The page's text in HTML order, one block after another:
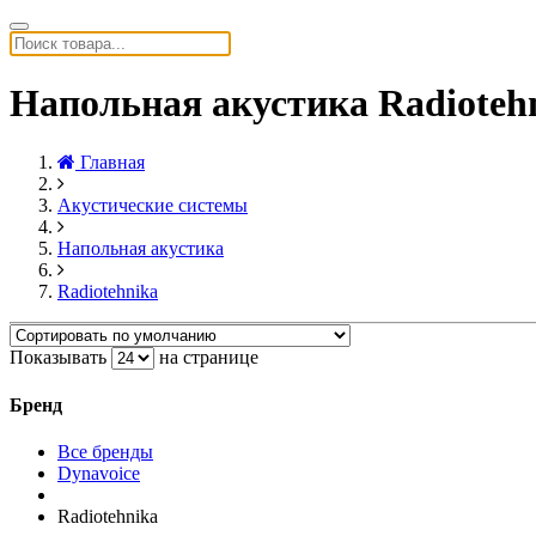
Напольная акустика
Главная
Акустические системы
Напольная акустика
Radiotehnika
Показывать на странице
Бренд
Все бренды
Dynavoice
Radiotehnika